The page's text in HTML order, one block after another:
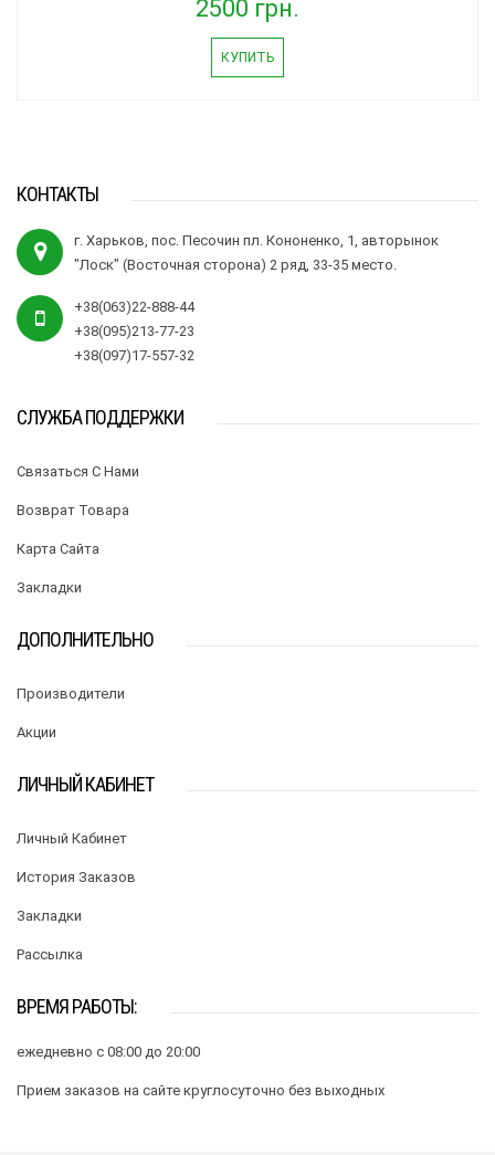
2500 грн.
КУПИТЬ
КОНТАКТЫ
г. Харьков, пос. Песочин пл. Кононенко, 1, авторынок
"Лоск" (Восточная сторона) 2 ряд, 33-35 место.
+38(063)22-888-44
+38(095)213-77-23
+38(097)17-557-32
СЛУЖБА ПОДДЕРЖКИ
Связаться С Нами
Возврат Товара
Карта Сайта
Закладки
ДОПОЛНИТЕЛЬНО
Производители
Акции
ЛИЧНЫЙ КАБИНЕТ
Личный Кабинет
История Заказов
Закладки
Рассылка
ВРЕМЯ РАБОТЫ:
ежедневно с 08:00 до 20:00
Прием заказов на сайте круглосуточно без выходных